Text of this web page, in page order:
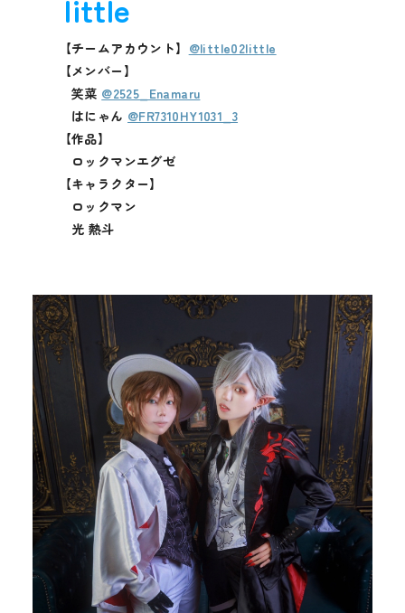
【チームアカウント】 @little02little
【メンバー】
笑菜 @2525_Enamaru
はにゃん @FR7310HY1031_3
【作品】
ロックマンエグゼ
【キャラクター】
ロックマン
光 熱斗